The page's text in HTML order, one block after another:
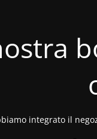
integrato il